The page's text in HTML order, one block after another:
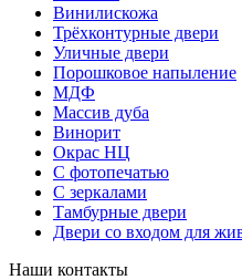
Винилискожа
Трёхконтурные двери
Уличные двери
Порошковое напыление
МДФ
Массив дуба
Винорит
Окрас НЦ
С фотопечатью
С зеркалами
Тамбурные двери
Двери со входом для
Наши контакты